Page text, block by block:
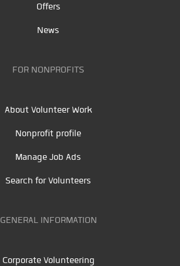
Offers
News
FOR NONPROFITS
About Volunteer Work
Nonprofit profile
Manage Job Ads
Search for Volunteers
GENERAL INFORMATION
Corporate Volunteering